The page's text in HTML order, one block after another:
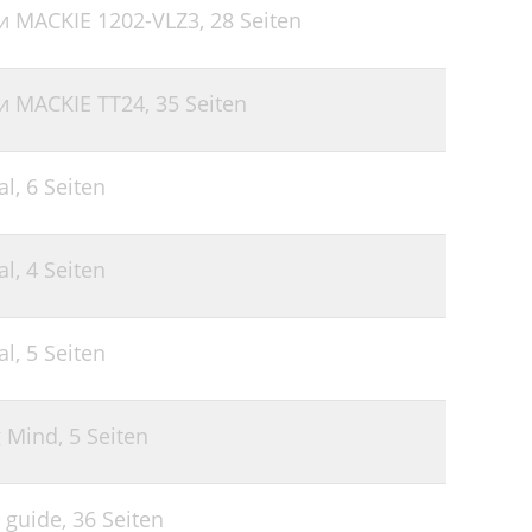
22
23
24
1202-VLZ3, 28 Seiten
TT24, 35 Seiten
6 Seiten
4 Seiten
5 Seiten
Mind, 5 Seiten
36 Seiten